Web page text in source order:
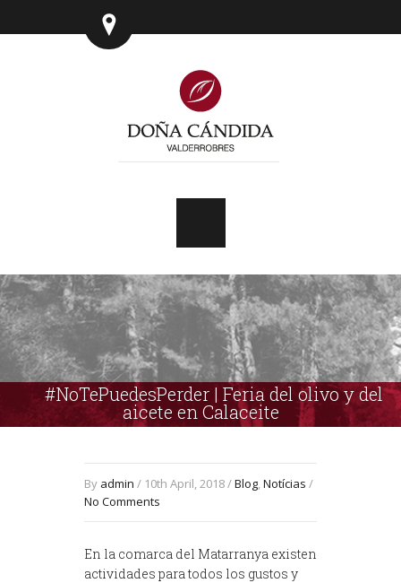
#NoTePuedesPerder | Feria del olivo y del
aicete en Calaceite
By admin / 10th April, 2018 /Blog,Notícias /
No Comments
En la comarca del Matarranya existen
actividades para todos los gustos y